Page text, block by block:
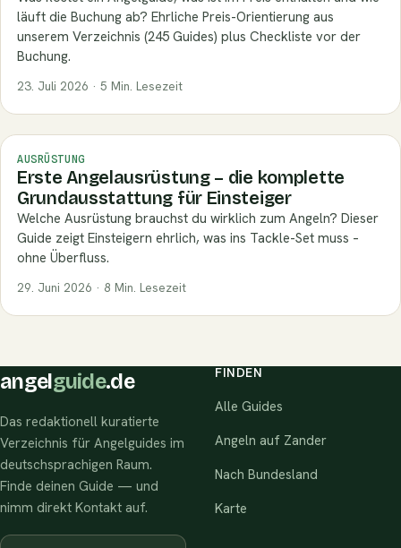
läuft die Buchung ab? Ehrliche Preis-Orientierung aus
unserem Verzeichnis (245 Guides) plus Checkliste vor der
Buchung.
23. Juli 2026 · 5 Min. Lesezeit
AUSRÜSTUNG
Erste Angelausrüstung – die komplette
Grundausstattung für Einsteiger
Welche Ausrüstung brauchst du wirklich zum Angeln? Dieser
Guide zeigt Einsteigern ehrlich, was ins Tackle-Set muss –
ohne Überfluss.
29. Juni 2026 · 8 Min. Lesezeit
angel guide.de
Das redaktionell kuratierte
Verzeichnis für Angelguides im
deutschsprachigen Raum.
Finde deinen Guide — und
nimm direkt Kontakt auf.
FINDEN
Alle Guides
Angeln auf Zander
Nach Bundesland
Karte